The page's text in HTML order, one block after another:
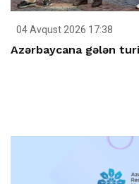
04 Avqust 2026 17:38
Azərbaycana gələn